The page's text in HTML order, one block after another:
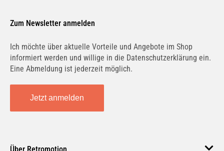
Zum Newsletter anmelden
Ich möchte über aktuelle Vorteile und Angebote im Shop
informiert werden und willige in die Datenschutzerklärung ein.
Eine Abmeldung ist jederzeit möglich.
Jetzt anmelden